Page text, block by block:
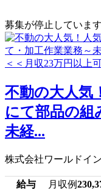
募集が停止しています
不動の大人気
にて部品の組
未経...
株式会社ワールドイ
給与 月収例